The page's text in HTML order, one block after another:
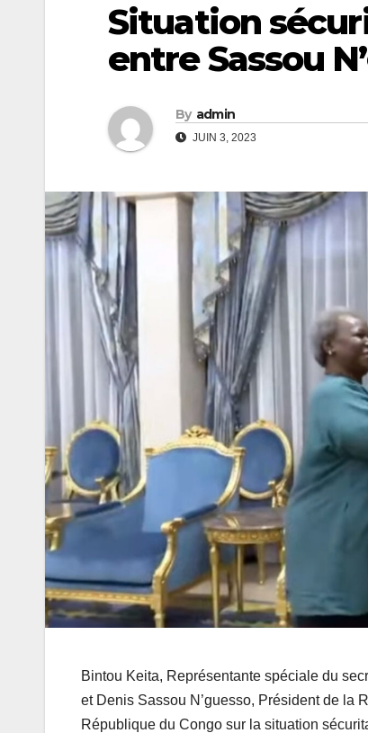
Situation
entre Sassou
By admin
JUIN 3, 2023
Bintou Keita, Représentante spéciale du
et Denis Sassou N’guesso, Président de la
République du Congo sur la situation